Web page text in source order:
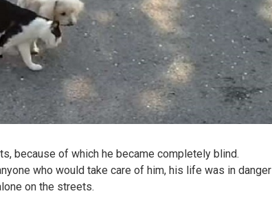
because of which he became completely blind.
who would take care of him, his life was in danger
on the streets.